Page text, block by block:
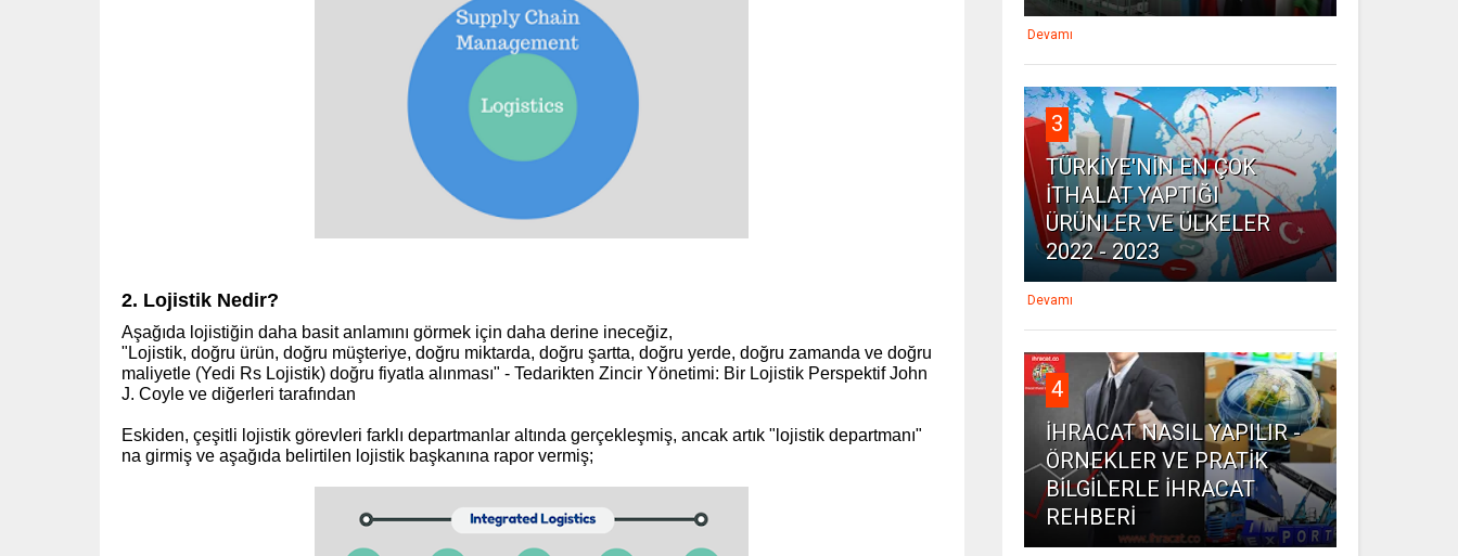
2. Lojistik Nedir?
Aşağıda lojistiğin daha basit anlamını görmek için daha derine ineceğiz,
"Lojistik, doğru ürün, doğru müşteriye, doğru miktarda, doğru şartta, doğru yerde, doğru zamanda ve doğru
maliyetle (Yedi Rs Lojistik) doğru fiyatla alınması" - Tedarikten Zincir Yönetimi: Bir Lojistik Perspektif John
J. Coyle ve diğerleri tarafından
Eskiden, çeşitli lojistik görevleri farklı departmanlar altında gerçekleşmiş, ancak artık "lojistik departmanı"
na girmiş ve aşağıda belirtilen lojistik başkanına rapor vermiş;
Devamı
3
TÜRKİYE'NİN EN ÇOK
İTHALAT YAPTIĞI
ÜRÜNLER VE ÜLKELER
2022 - 2023
Devamı
4
İHRACAT NASIL YAPILIR -
ÖRNEKLER VE PRATİK
BİLGİLERLE İHRACAT
REHBERİ